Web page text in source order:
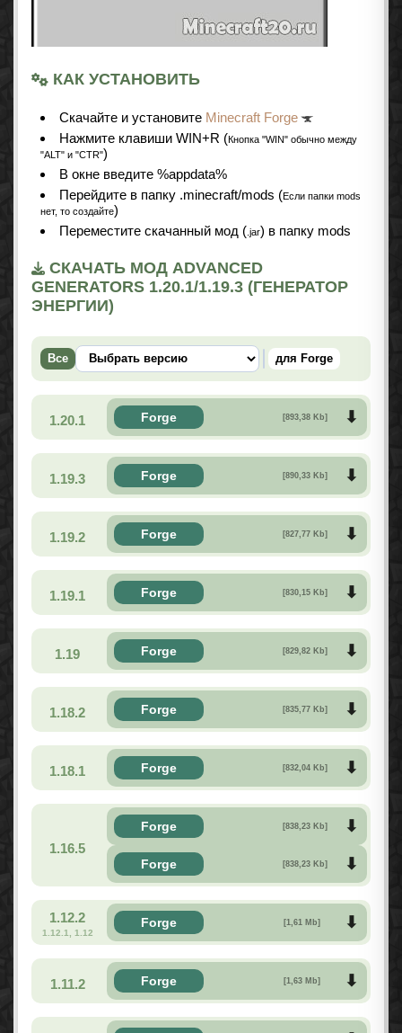
КАК УСТАНОВИТЬ
Cкачайте и установите Minecraft Forge
Нажмите клавиши WIN+R (Кнопка "WIN" обычно между
"ALT" и "CTR")
В окне введите %appdata%
Перейдите в папку .minecraft/mods (Если папки mods
нет, то создайте)
Переместите скачанный мод ( .jar) в папку mods
СКАЧАТЬ МОД ADVANCED
GENERATORS 1.20.1/1.19.3 (ГЕНЕРАТОР
ЭНЕРГИИ)
Все для Forge
1.20.1 Forge [893,38 Kb]
1.19.3 Forge [890,33 Kb]
1.19.2 Forge [827,77 Kb]
1.19.1 Forge [830,15 Kb]
1.19 Forge [829,82 Kb]
1.18.2 Forge [835,77 Kb]
1.18.1 Forge [832,04 Kb]
1.16.5
Forge [838,23 Kb]
Forge [838,23 Kb]
1.12.2
1.12.1, 1.12
Forge [1,61 Mb]
1.11.2 Forge [1,63 Mb]